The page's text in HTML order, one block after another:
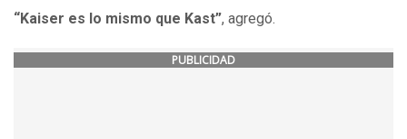
“Kaiser es lo mismo que Kast”, agregó.
PUBLICIDAD